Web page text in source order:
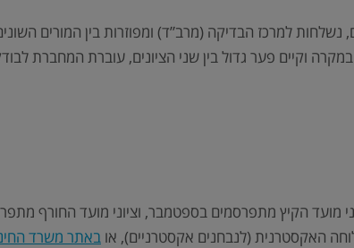
למרכז הבדיקה (מרב”ד) ומפוזרות בין המורים
וקיים פער גדול בין שני הציונים, עוברת המחברת
מועד הקיץ מתפרסמים בספטמבר, וציוני מועד החורף
האקסטרנית (לנבחנים אקסטרניים), או באתר משרד